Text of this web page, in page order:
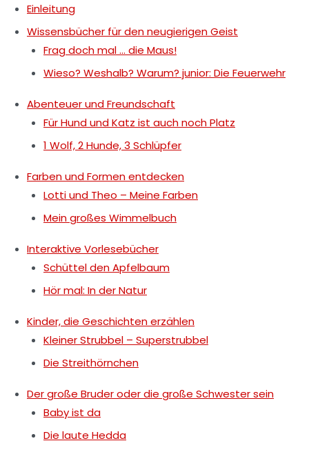
Einleitung
Wissensbücher für den neugierigen Geist
Frag doch mal … die Maus!
Wieso? Weshalb? Warum? junior: Die Feuerwehr
Abenteuer und Freundschaft
Für Hund und Katz ist auch noch Platz
1 Wolf, 2 Hunde, 3 Schlüpfer
Farben und Formen entdecken
Lotti und Theo – Meine Farben
Mein großes Wimmelbuch
Interaktive Vorlesebücher
Schüttel den Apfelbaum
Hör mal: In der Natur
Kinder, die Geschichten erzählen
Kleiner Strubbel – Superstrubbel
Die Streithörnchen
Der große Bruder oder die große Schwester sein
Baby ist da
Die laute Hedda